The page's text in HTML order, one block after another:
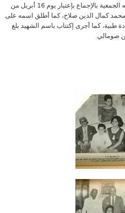
ذكرى كمال الدين صلاح، فوافقت عليه الجمعية بالإجماع بإعتبار يوم 16 أبريل من
كمال الدين صلاح، كما أطلق اسمه على
طبية، كما أجرى إكتتاب باسم الشهيد بلغ